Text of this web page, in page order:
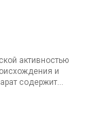
активностью
и
содержит...